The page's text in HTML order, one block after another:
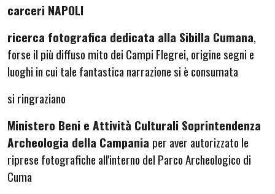
carceri NAPOLI
ricerca fotografica dedicata alla Sibilla Cumana,
forse il più diffuso mito dei Campi Flegrei, origine segni e
luoghi in cui tale fantastica narrazione si è consumata
si ringraziano
Ministero Beni e Attività Culturali Soprintendenza
Archeologia della Campania per aver autorizzato le
riprese fotografiche all'interno del Parco Archeologico di
Cuma